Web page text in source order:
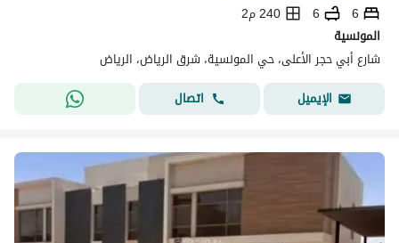
6
6
240 م2
المونسية
شارع أبي حجر الأعلى، حي المونسية، شرق الرياض، الرياض
الإيميل
اتصال